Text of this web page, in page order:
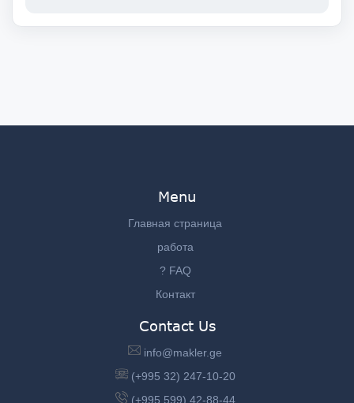
Menu
Главная страница
работа
? FAQ
Контакт
Contact Us
info@makler.ge
(+995 32) 247-10-20
(+995 599) 42-88-44